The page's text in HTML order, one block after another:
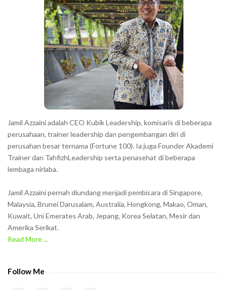
Jamil Azzaini adalah CEO Kubik Leadership, komisaris di beberapa
perusahaan, trainer leadership dan pengembangan diri di
perusahan besar ternama (Fortune 100). Ia juga Founder Akademi
Trainer dan TahfizhLeadership serta penasehat di beberapa
lembaga nirlaba.
Jamil Azzaini pernah diundang menjadi pembicara di Singapore,
Malaysia, Brunei Darusalam, Australia, Hongkong, Makao, Oman,
Kuwait, Uni Emerates Arab, Jepang, Korea Selatan, Mesir dan
Amerika Serikat.
Read More ...
Follow Me